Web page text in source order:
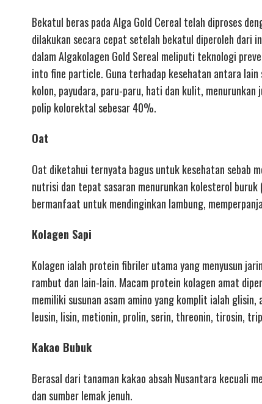
Bekatul beras pada Alga Gold Cereal telah diproses
dilakukan secara cepat setelah bekatul diperoleh dari
dalam Algakolagen Gold Sereal meliputi teknologi
into fine particle. Guna terhadap kesehatan antara
kolon, payudara, paru-paru, hati dan kulit, menurunkan
polip kolorektal sebesar 40%.
Oat
Oat diketahui ternyata bagus untuk kesehatan sebab
nutrisi dan tepat sasaran menurunkan kolesterol
bermanfaat untuk mendinginkan lambung,
Kolagen Sapi
Kolagen ialah protein fibriler utama yang menyusun
rambut dan lain-lain. Macam protein kolagen amat
memiliki susunan asam amino yang komplit ialah
leusin, lisin, metionin, prolin, serin, threonin, tirosin,
Kakao Bubuk
Berasal dari tanaman kakao absah Nusantara kecuali
dan sumber lemak jenuh.